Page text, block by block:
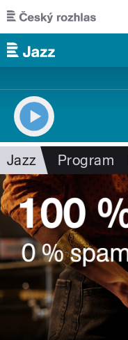
Přejít k hlavnímu obsahu
Jazz Program